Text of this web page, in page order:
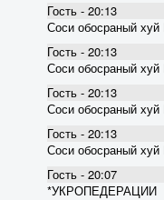
Гость - 20:13
Соси обосраный хуй
Гость - 20:13
Соси обосраный хуй
Гость - 20:13
Соси обосраный хуй
Гость - 20:13
Соси обосраный хуй
Гость - 20:07
*УКРОПЕДЕРАЦИИ